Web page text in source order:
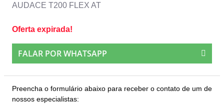
AUDACE T200 FLEX AT
Oferta expirada!
FALAR POR WHATSAPP
Preencha o formulário abaixo para receber o contato de um de
nossos especialistas: